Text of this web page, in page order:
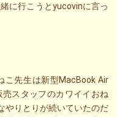
に行こうとyucovinに言っ
こ先生は新型MacBook Air
スタッフのカワイイおね
やりとりが続いていたのだ